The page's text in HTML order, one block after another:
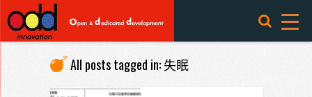
All posts tagged in: 失眠